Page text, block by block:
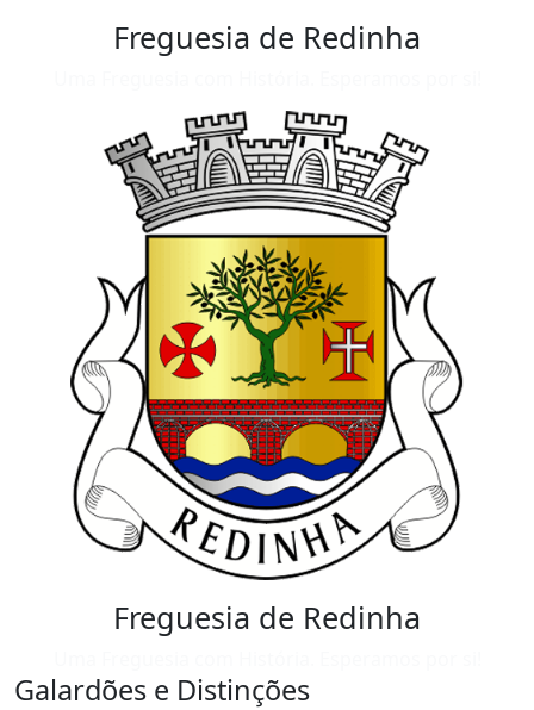
Freguesia de Redinha
Freguesia de Redinha
Galardões e Distinções